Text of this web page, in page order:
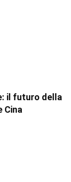
il futuro della
Cina